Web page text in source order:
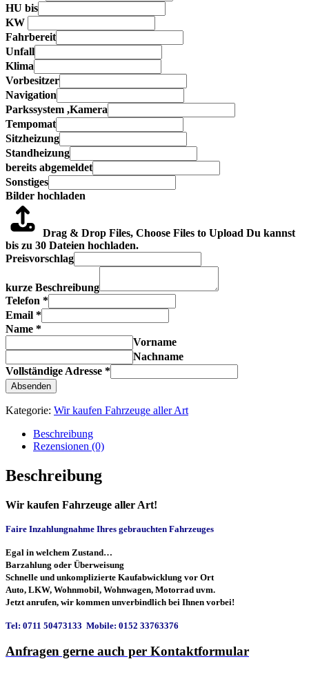
HU bis
KW
Fahrbereit
Unfall
Klima
Vorbesitzer
Navigation
Parkssystem ,Kamera
Tempomat
Sitzheizung
Standheizung
bereits abgemeldet
Sonstiges
Bilder hochladen
Drag & Drop Files, Choose Files to Upload Du kannst
bis zu 30 Dateien hochladen.
Preisvorschlag
kurze Beschreibung
Telefon *
Email *
Name *
Vorname
Nachname
Vollständige Adresse *
Absenden
Kategorie: Wir kaufen Fahrzeuge aller Art
Beschreibung
Rezensionen (0)
Beschreibung
Wir kaufen Fahrzeuge aller Art!
Faire Inzahlungnahme Ihres gebrauchten Fahrzeuges
Egal in welchem Zustand…
Barzahlung oder Überweisung
Schnelle und unkomplizierte Kaufabwicklung vor Ort
Auto, LKW, Wohnmobil, Wohnwagen, Motorrad uvm.
Jetzt anrufen, wir kommen unverbindlich bei Ihnen vorbei!
Tel: 0711 50473133 Mobile: 0152 33763376
Anfragen gerne auch per Kontaktformular